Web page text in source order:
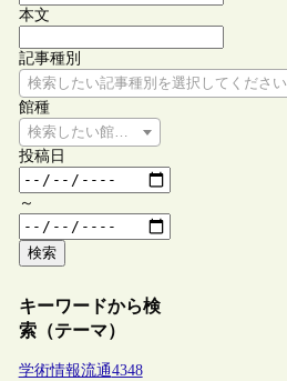
本文
記事種別
検索したい記事種別を選択してください
館種
検索したい館種を選択してください
投稿日
～
検索
キーワードから検
索（テーマ）
学術情報流通4348